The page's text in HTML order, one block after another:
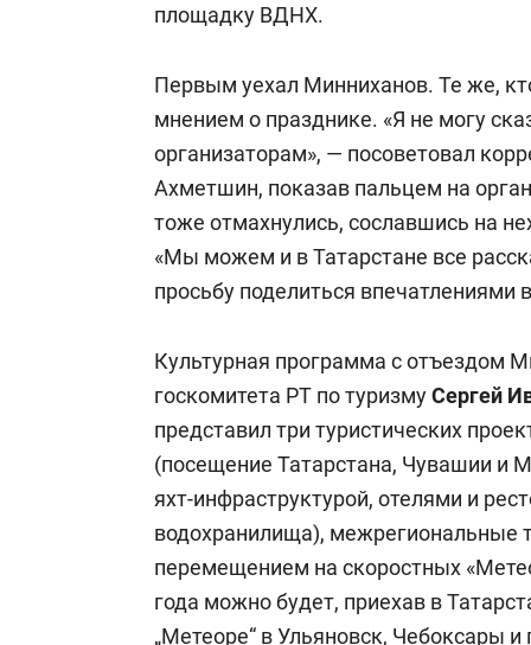
площадку ВДНХ.
Первым уехал Минниханов. Те же,
мнением о празднике. «Я не могу
организаторам», — посоветовал
Ахметшин, показав пальцем на
тоже отмахнулись, сославшись на
«Мы можем и в Татарстане все
просьбу поделиться
Культурная программа с отъездом
госкомитета РТ по туризмуСергей
представил три туристических
(посещение Татарстана, Чувашии и
яхт-инфраструктурой, отелями и
водохранилища), межрегиональные
перемещением на скоростных
года можно будет, приехав в
„Метеоре“ в Ульяновск, Чебоксары и